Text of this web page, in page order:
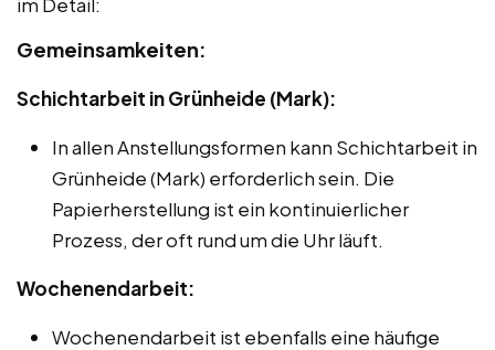
Gemeinsamkeiten:
Schichtarbeit in Grünheide (Mark):
In allen Anstellungsformen kann Schichtarbeit in
Grünheide (Mark) erforderlich sein. Die
Papierherstellung ist ein kontinuierlicher
Prozess, der oft rund um die Uhr läuft.
Wochenendarbeit:
Wochenendarbeit ist ebenfalls eine häufige